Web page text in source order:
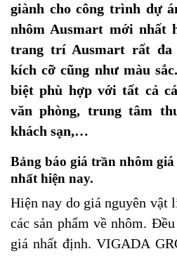
giành cho công trình dự
nhôm Ausmart mới nhất
trang trí Ausmart rất đa
kích cỡ cũng như màu
biệt phù hợp với tất cả
văn phòng, trung tâm
khách sạn,…
Bảng báo giá trần nhôm
nhất hiện nay.
Hiện nay do giá nguyên vật
các sản phẩm về nhôm.
giá nhất định. VIGADA